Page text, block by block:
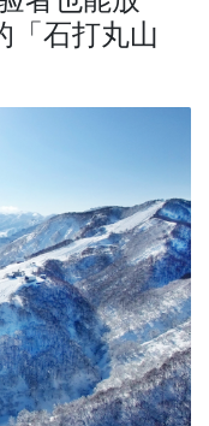
「石打丸山